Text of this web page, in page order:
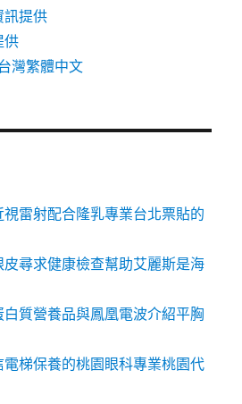
訊提供
供
灣繁體中文
雷射配合隆乳專業台北票貼的
尋求健康檢查幫助艾麗斯是海
質營養品與鳳凰電波介紹平胸
梯保養的桃園眼科專業桃園代